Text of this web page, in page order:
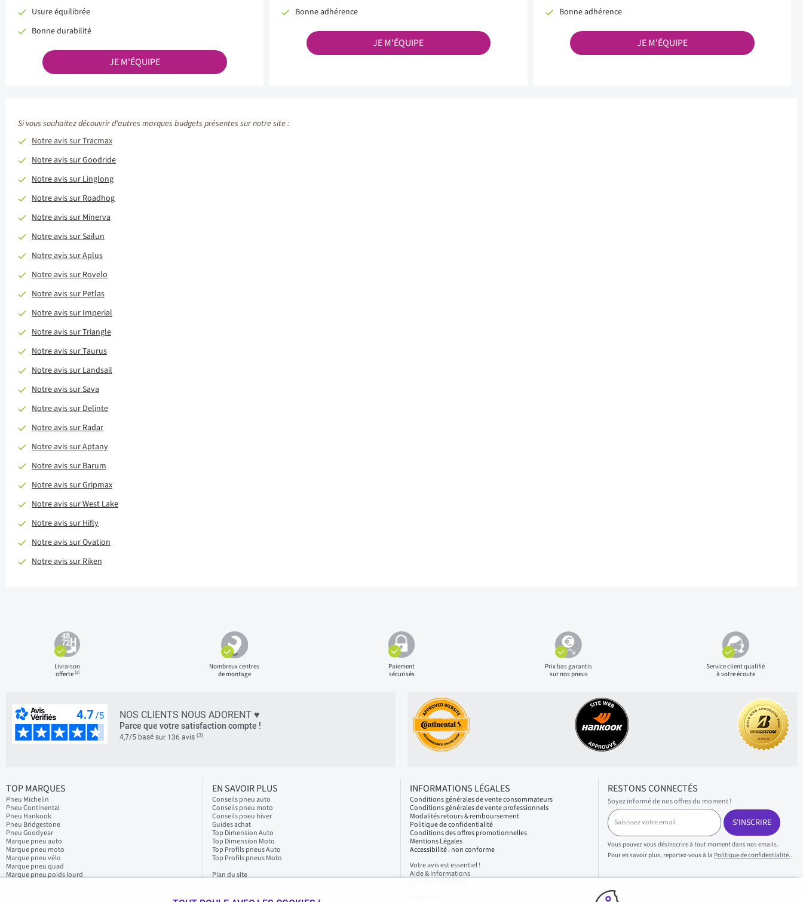
Usure équilibrée
Bonne durabilité
JE M'ÉQUIPE
Bonne adhérence
JE M'ÉQUIPE
Bonne adhérence
JE M'ÉQUIPE
Si vous souhaitez découvrir d'autres marques budgets présentes sur notre site :
Notre avis sur Tracmax
Notre avis sur Goodride
Notre avis sur Linglong
Notre avis sur Roadhog
Notre avis sur Minerva
Notre avis sur Sailun
Notre avis sur Aplus
Notre avis sur Rovelo
Notre avis sur Petlas
Notre avis sur Imperial
Notre avis sur Triangle
Notre avis sur Taurus
Notre avis sur Landsail
Notre avis sur Sava
Notre avis sur Delinte
Notre avis sur Radar
Notre avis sur Aptany
Notre avis sur Barum
Notre avis sur Gripmax
Notre avis sur West Lake
Notre avis sur Hifly
Notre avis sur Ovation
Notre avis sur Riken
Livraison
offerte(1)
Nombreux centres
de montage
Paiement
sécurisés
Prix basgarantis
sur nos pneus
Service client qualifié
à votre écoute
NOS CLIENTS NOUS ADORENT ♥
Parce que votre satisfaction compte !
4,7/5 basé sur 136 avis (3)
TOP MARQUES
Pneu Michelin
Pneu Continental
Pneu Hankook
Pneu Bridgestone
Pneu Goodyear
Marque pneu auto
Marque pneu moto
Marque pneu vélo
Marque pneu quad
Marque pneu poids lourd
EN SAVOIR PLUS
Conseils pneu auto
Conseils pneu moto
Conseils pneu hiver
Guides achat
Top Dimension Auto
Top Dimension Moto
Top Profils pneus Auto
Top Profils pneus Moto
Plan du site
INFORMATIONS LÉGALES
Conditions générales de vente consommateurs
Conditions générales de vente professionnels
Modalités retours & remboursement
Politique de confidentialité
Conditions des offres promotionnelles
Mentions Légales
Accessibilité : non conforme
Votre avis est essentiel !
Aide & Informations
RESTONS CONNECTÉS
Soyez informé de nos offres du moment !
S
a
s
i
s
e
z
S'INSCRIRE
Vous pouvez vous désinscrire à tout moment dans nos emails.
Pour en savoir plus, reportez-vous à la Politique de confidentialité..